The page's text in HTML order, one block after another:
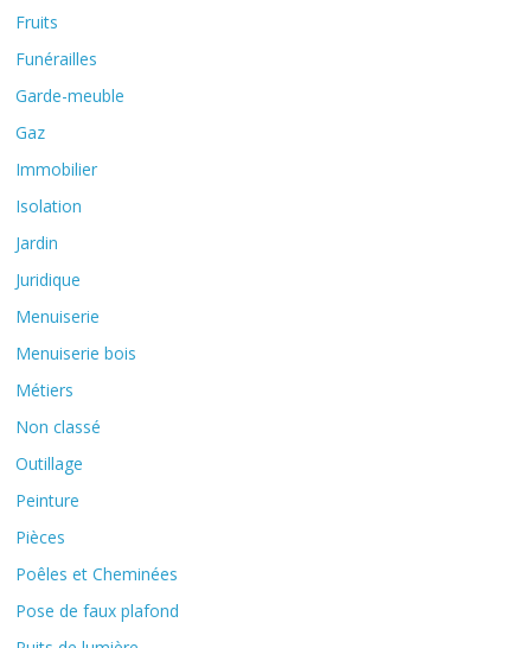
Fruits
Funérailles
Garde-meuble
Gaz
Immobilier
Isolation
Jardin
Juridique
Menuiserie
Menuiserie bois
Métiers
Non classé
Outillage
Peinture
Pièces
Poêles et Cheminées
Pose de faux plafond